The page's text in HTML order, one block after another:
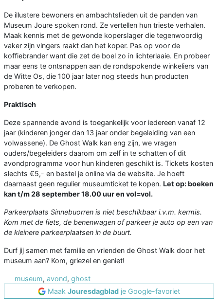
De illustere bewoners en ambachtslieden uit de panden van
Museum Joure spoken rond. Ze vertellen hun trieste verhalen.
Maak kennis met de gewonde koperslager die tegenwoordig
vaker zijn vingers raakt dan het koper. Pas op voor de
koffiebrander want die zet de boel zo in lichterlaaie. En probeer
maar eens te ontsnappen aan de rondspokende winkeliers van
de Witte Os, die 100 jaar later nog steeds hun producten
proberen te verkopen.
Praktisch
Deze spannende avond is toegankelijk voor iedereen vanaf 12
jaar (kinderen jonger dan 13 jaar onder begeleiding van een
volwassene). De Ghost Walk kan eng zijn, we vragen
ouders/begeleiders daarom om zelf in te schatten of dit
avondprogramma voor hun kinderen geschikt is. Tickets kosten
slechts €5,- en bestel je online via de website. Je hoeft
daarnaast geen regulier museumticket te kopen. Let op: boeken
kan t/m 28 september 18.00 uur en vol=vol.
Parkeerplaats Sinnebuorren is niet beschikbaar i.v.m. kermis.
Kom met de fiets, de benenwagen of parkeer je auto op een van
de kleinere parkeerplaatsen in de buurt.
Durf jij samen met familie en vrienden de Ghost Walk door het
museum aan? Kom, griezel en geniet!
museum, avond, ghost
Maak Jouresdagblad je Google-favoriet